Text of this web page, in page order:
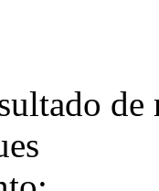
de